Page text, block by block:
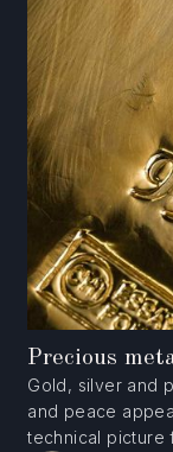
Precious
Gold, silver and
and peace
technical picture